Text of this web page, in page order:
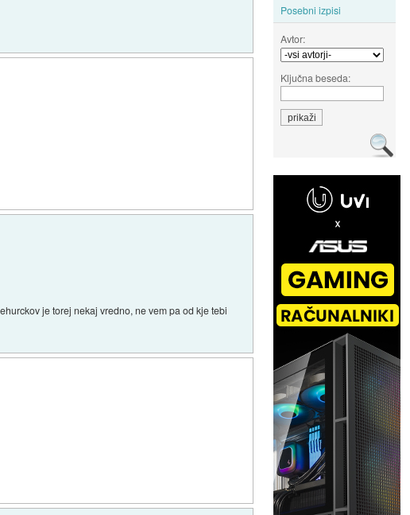
Posebni izpisi
Avtor:
Ključna beseda:
je torej nekaj vredno, ne vem pa od kje tebi